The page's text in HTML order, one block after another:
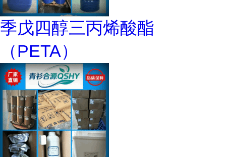
季戊四醇三丙烯酸酯
（PETA）